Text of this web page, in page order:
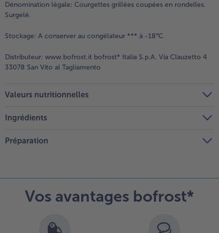
Dénomination légale: Courgettes grillées coupées en rondelles.
Surgelé.
Stockage: A conserver au congélateur *** à -18°C
Distributeur: www.bofrost.it bofrost* Italia S.p.A. Via Clauzetto 4
33078 San Vito al Tagliamento
Valeurs nutritionnelles
Ingrédients
Préparation
Vos avantages bofrost*